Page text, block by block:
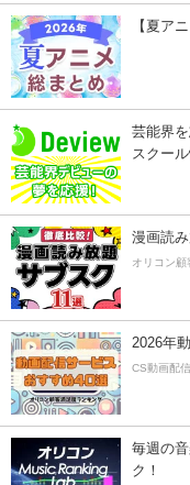
【夏ア
芸能界
スクー
漫画読
オリコン
2026年
CS動画配
毎週の
ク！